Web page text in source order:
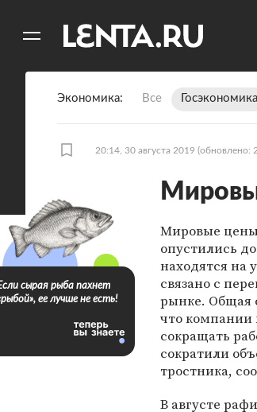
Экономика Все Госэкономика
20:14, 30 августа 2019 (обновлено:
Мировые
опустились
находятся на
связано с
рынке. Общая
что компании
сокращать
сократили
тростника,
В августе
сырая рыба пахнет
ее лучше не есть!